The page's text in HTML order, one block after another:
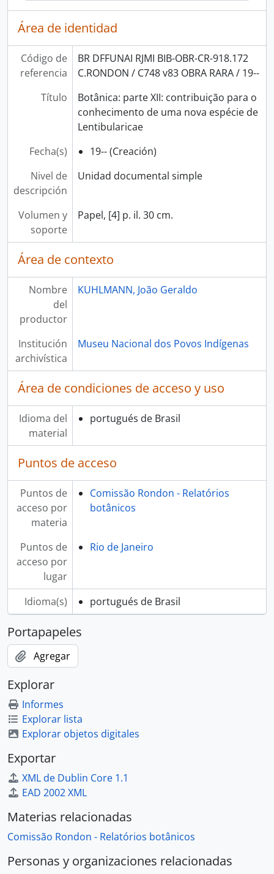
Área de identidad
Código de
referencia
BR DFFUNAI RJMI BIB-OBR-CR-918.172
C.RONDON / C748 v83 OBRA RARA / 19--
Título
Botânica: parte XII: contribuição para o
conhecimento de uma nova espécie de
Lentibularicae
Fecha(s)
19-- (Creación)
Nivel de
descripción
Unidad documental simple
Volumen y
soporte
Papel, [4] p. il. 30 cm.
Área de contexto
Nombre
del
productor
KUHLMANN, João Geraldo
Institución
archivística
Museu Nacional dos Povos Indígenas
Área de condiciones de acceso y uso
Idioma del
material
portugués de Brasil
Puntos de acceso
Puntos de
acceso por
materia
Comissão Rondon - Relatórios
botânicos
Puntos de
acceso por
lugar
Rio de Janeiro
Idioma(s) portugués de Brasil
Portapapeles
Agregar
Explorar
Informes
Explorar lista
Explorar objetos digitales
Exportar
XML de Dublin Core 1.1
EAD 2002 XML
Materias relacionadas
Comissão Rondon - Relatórios botânicos
Personas y organizaciones relacionadas